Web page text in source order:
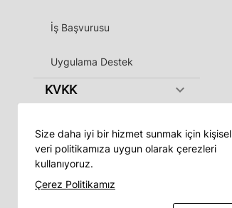
İş Başvurusu
Uygulama Destek
KVKK keyboard_arrow_down
Size daha iyi bir hizmet sunmak için kişisel
veri politikamıza uygun olarak çerezleri
kullanıyoruz.
Çerez Politikamız